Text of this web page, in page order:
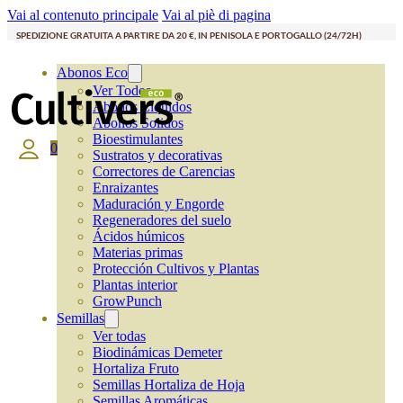
Vai al contenuto principale Vai al piè di pagina
SPEDIZIONE GRATUITA A PARTIRE DA 20 €, IN PENISOLA E PORTOGALLO (24/72H)
Abonos Eco
Ver Todos
Abonos Líquidos
Abonos Solidos
Bioestimulantes
Sustratos y decorativas
Correctores de Carencias
Enraizantes
Maduración y Engorde
Regeneradores del suelo
Ácidos húmicos
Materias primas
Protección Cultivos y Plantas
Plantas interior
GrowPunch
Semillas
Ver todas
Biodinámicas Demeter
Hortaliza Fruto
Semillas Hortaliza de Hoja
0